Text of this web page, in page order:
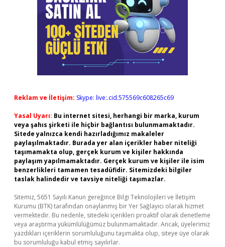
Reklam ve İletişim: Skype: live:.cid.575569c608265c69
Yasal Uyarı: Bu internet sitesi, herhangi bir marka, kurum
veya şahıs şirketi ile hiçbir bağlantısı bulunmamaktadır.
Sitede yalnızca kendi hazırladığımız makaleler
paylaşılmaktadır. Burada yer alan içerikler haber niteliği
taşımamakta olup, gerçek kurum ve kişiler hakkında
paylaşım yapılmamaktadır. Gerçek kurum ve kişiler ile isim
benzerlikleri tamamen tesadüfidir. Sitemizdeki bilgiler
taslak halindedir ve tavsiye niteliği taşımazlar.
Sitemiz, 5651 Sayılı Kanun gereğince Bilgi Teknolojileri ve İletişim
Kurumu (BTK) tarafından onaylanmış bir Yer Sağlayıcı olarak hizmet
vermektedir. Bu nedenle, sitedeki içerikleri proaktif olarak denetleme
veya araştırma yükümlülüğümüz bulunmamaktadır. Ancak, üyelerimiz
yazdıkları içeriklerin sorumluluğunu taşımakta olup, siteye üye olarak
bu sorumluluğu kabul etmiş sayılırlar.